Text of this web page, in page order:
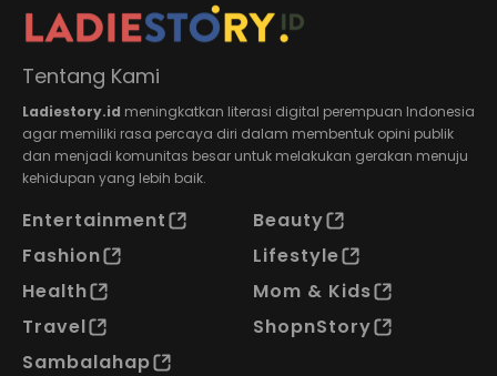
Tentang Kami
Ladiestory.id meningkatkan literasi digital perempuan Indonesia
agar memiliki rasa percaya diri dalam membentuk opini publik
dan menjadi komunitas besar untuk melakukan gerakan menuju
kehidupan yang lebih baik.
Entertainment
Beauty
Fashion
Lifestyle
Health
Mom & Kids
Travel
ShopnStory
Sambalahap